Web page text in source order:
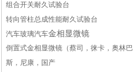
组合开关耐久试验台
转向管柱总成性能耐久试验台
汽车玻璃汽车金相显微镜
倒置式金相显微镜（蔡司，徕卡，奥林巴
斯，尼康，国产